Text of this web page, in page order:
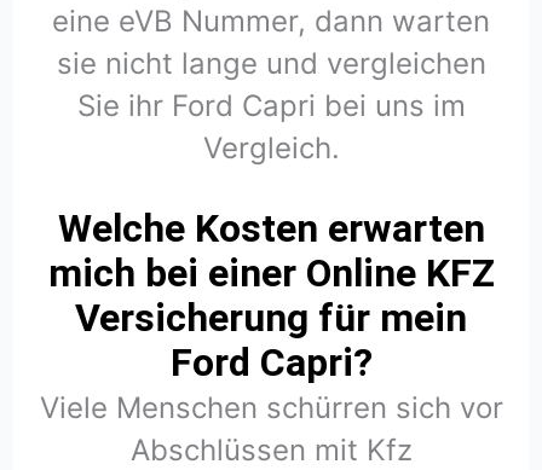
eine eVB Nummer, dann warten
sie nicht lange und vergleichen
Sie ihr Ford Capri bei uns im
Vergleich.
Welche Kosten erwarten
mich bei einer Online KFZ
Versicherung für mein
Ford Capri?
Viele Menschen schürren sich vor
Abschlüssen mit Kfz